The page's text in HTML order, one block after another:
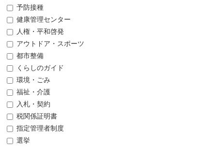
予防接種
健康管理センター
人権・平和啓発
アウトドア・スポーツ
都市整備
くらしのガイド
環境・ごみ
福祉・介護
入札・契約
税関係証明書
指定管理者制度
選挙